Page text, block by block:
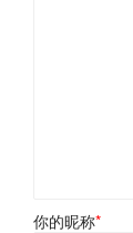
你的昵称*